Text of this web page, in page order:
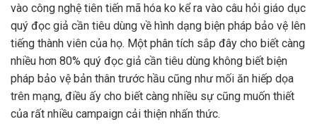
vào công nghệ tiên tiến mã hóa ko kể ra vào câu hỏi giáo dục
quý đọc giả cần tiêu dùng về hình dạng biện pháp bảo vệ lên
tiếng thành viên của họ. Một phân tích sắp đây cho biết càng
nhiều hơn 80% quý đọc giả cần tiêu dùng không biết biện
pháp bảo vệ bản thân trước hầu cũng như mối ăn hiếp dọa
trên mạng, điều ấy cho biết càng nhiều sự cũng muốn thiết
của rất nhiều campaign cải thiện nhấn thức.